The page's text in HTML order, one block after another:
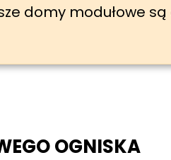
domy modułowe są
OGNISKA